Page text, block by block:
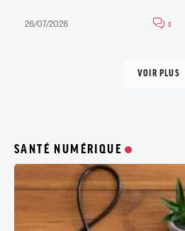
26/07/2026 0
VOIR PLUS
SANTÉ NUMÉRIQUE